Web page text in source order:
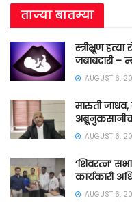
ताज्या बातम्या
स्त्रीभ्रूण
जबाबदारी –
AUGUST 6,
मारुती जाधव,
AUGUST 6,
‘शिवरत्न’
कार्यकारी
AUGUST 6,